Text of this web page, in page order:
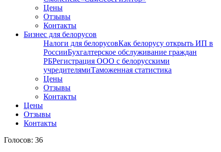
Цены
Отзывы
Контакты
Бизнес для белорусов
Налоги для белорусовКак белорусу открыть ИП в
РоссииБухгалтерское обслуживание граждан
РБРегистрация ООО с белорусскими
учредителямиТаможенная статистика
Цены
Отзывы
Контакты
Цены
Отзывы
Контакты
Голосов: 36